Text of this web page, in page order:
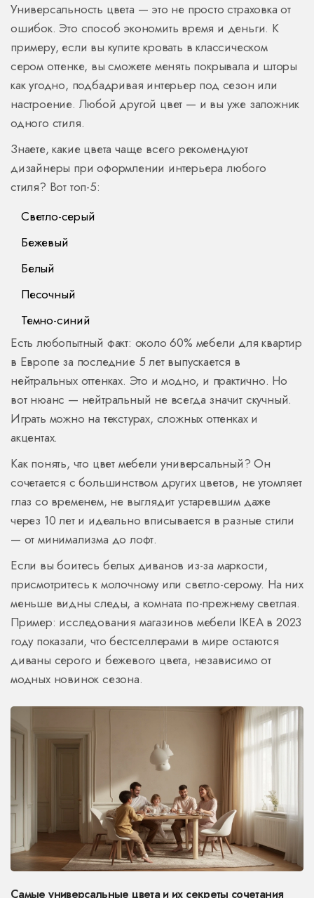
Универсальность цвета — это не просто страховка от
ошибок. Это способ экономить время и деньги. К
примеру, если вы купите кровать в классическом
сером оттенке, вы сможете менять покрывала и шторы
как угодно, подбадривая интерьер под сезон или
настроение. Любой другой цвет — и вы уже заложник
одного стиля.
Знаете, какие цвета чаще всего рекомендуют
дизайнеры при оформлении интерьера любого
стиля? Вот топ-5:
Светло-серый
Бежевый
Белый
Песочный
Темно-синий
Есть любопытный факт: около 60% мебели для квартир
в Европе за последние 5 лет выпускается в
нейтральных оттенках. Это и модно, и практично. Но
вот нюанс — нейтральный не всегда значит скучный.
Играть можно на текстурах, сложных оттенках и
акцентах.
Как понять, что цвет мебели универсальный? Он
сочетается с большинством других цветов, не утомляет
глаз со временем, не выглядит устаревшим даже
через 10 лет и идеально вписывается в разные стили
— от минимализма до лофт.
Если вы боитесь белых диванов из-за маркости,
присмотритесь к молочному или светло-серому. На них
меньше видны следы, а комната по-прежнему светлая.
Пример: исследования магазинов мебели IKEA в 2023
году показали, что бестселлерами в мире остаются
диваны серого и бежевого цвета, независимо от
модных новинок сезона.
Самые универсальные цвета и их секреты сочетания